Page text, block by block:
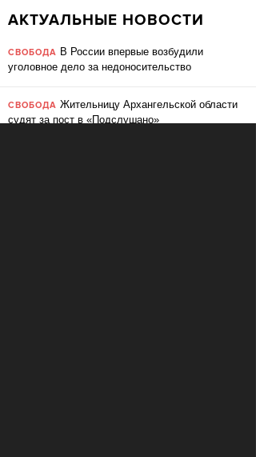
АКТУАЛЬНЫЕ НОВОСТИ
СВОБОДА В России впервые возбудили
уголовное дело за недоносительство
СВОБОДА Жительницу Архангельской области
судят за пост в «Подслушано»